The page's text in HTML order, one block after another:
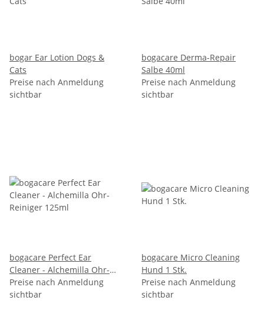
bogar Ear Lotion Dogs &
Cats
Preise nach Anmeldung
sichtbar
bogacare Derma-Repair
Salbe 40ml
Preise nach Anmeldung
sichtbar
bogacare Perfect Ear
Cleaner - Alchemilla Ohr-
Reiniger 125ml
Preise nach Anmeldung
sichtbar
bogacare Micro Cleaning
Hund 1 Stk.
Preise nach Anmeldung
sichtbar